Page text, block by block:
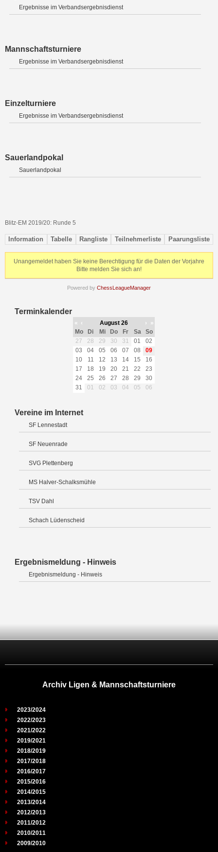
Ergebnisse im Verbandsergebnisdienst
Mannschaftsturniere
Ergebnisse im Verbandsergebnisdienst
Einzelturniere
Ergebnisse im Verbandsergebnisdienst
Sauerlandpokal
Sauerlandpokal
Blitz-EM 2019/20: Runde 5
Information Tabelle Rangliste Teilnehmerliste Paarungsliste
Unangemeldet haben Sie keine Berechtigung für die Daten der Vorjahre
Bitte melden Sie sich an!
Powered by ChessLeagueManager
Terminkalender
« ‹ August 26 ›
»
Mo
Di Mi Do Fr Sa
So
27
28 29 30 31 01
02
03
04 05 06 07 08
09
10
11 12 13 14 15
16
17
18 19 20 21 22
23
24
25 26 27 28 29
30
31
01 02 03 04 05 06
Vereine im Internet
SF Lennestadt
SF Neuenrade
SVG Plettenberg
MS Halver-Schalksmühle
TSV Dahl
Schach Lüdenscheid
Ergebnismeldung - Hinweis
Ergebnismeldung - Hinweis
Archiv Ligen & Mannschaftsturniere
2023/2024
2022/2023
2021/2022
2019/2021
2018/2019
2017/2018
2016/2017
2015/2016
2014/2015
2013/2014
2012/2013
2011/2012
2010/2011
2009/2010